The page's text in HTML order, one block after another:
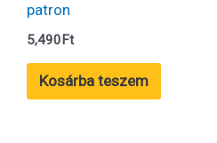
patron
5,490Ft
Kosárba teszem